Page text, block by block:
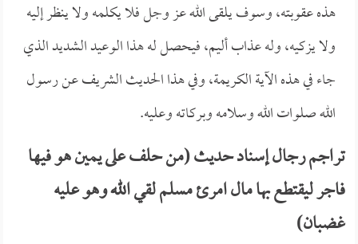
هذه عقوبته، وسوف يلقى الله عز وجل فلا يكلمه ولا ينظر إليه
ولا يزكيه، وله عذاب أليم، فيحصل له هذا الوعيد الشديد الذي
جاء في هذه الآية الكريمة، وفي هذا الحديث الشريف عن رسول
الله صلوات الله وسلامه وبركاته وعليه.
تراجم رجال إسناد حديث (من حلف على يمين هو فيها
فاجر ليقتطع بها مال امرئ مسلم لقي الله وهو عليه
غضبان)